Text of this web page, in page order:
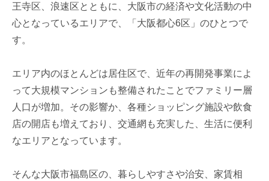
王寺区、浪速区とともに、大阪市の経済や文化活動の中
心となっているエリアで、「大阪都心6区」のひとつで
す。
エリア内のほとんどは居住区で、近年の再開発事業によ
って大規模マンションも整備されたことでファミリー層
人口が増加。その影響か、各種ショッピング施設や飲食
店の開店も増えており、交通網も充実した、生活に便利
なエリアとなっています。
そんな大阪市福島区の、暮らしやすさや治安、家賃相